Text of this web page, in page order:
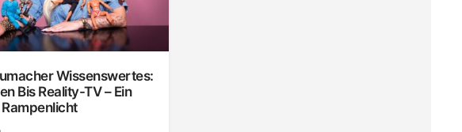
Wissenswertes:
Bis Reality-TV – Ein